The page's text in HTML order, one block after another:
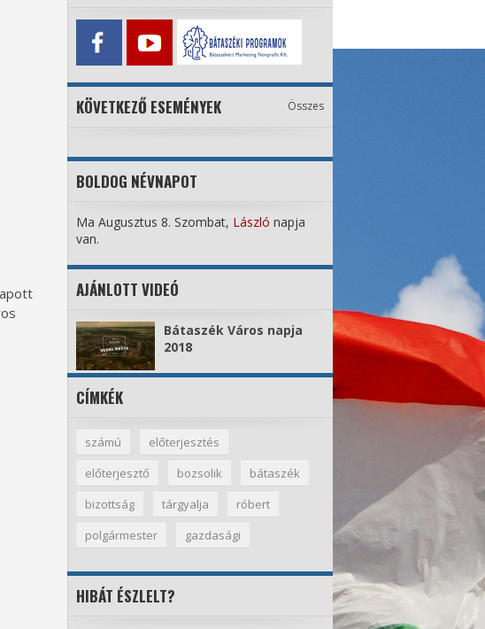
KÖVETKEZŐ ESEMÉNYEK Összes
BOLDOG NÉVNAPOT
Ma Augusztus 8. Szombat, László napja
van.
AJÁNLOTT VIDEÓ
Bátaszék Város napja
2018
CÍMKÉK
számú
előterjesztés
előterjesztő
bozsolik
bátaszék
bizottság
tárgyalja
róbert
polgármester
gazdasági
HIBÁT ÉSZLELT?